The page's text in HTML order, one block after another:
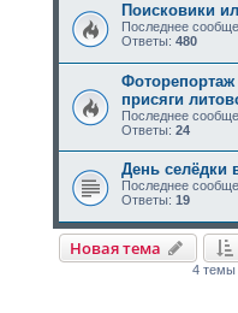
Поисковики
Последнее
Ответы: 480
Фоторепортаж
присяги
Последнее
Ответы: 24
День селёдки
Последнее
Ответы: 19
Новая тема
4 темы